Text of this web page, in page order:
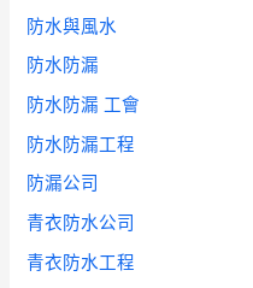
防水與風水
防水防漏
防水防漏 工會
防水防漏工程
防漏公司
青衣防水公司
青衣防水工程